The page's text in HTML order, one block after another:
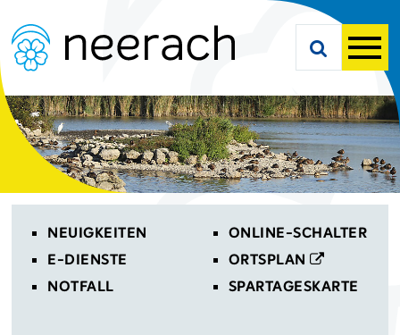
Suche
Toplinks
NEUIGKEITEN
E-DIENSTE
NOTFALL
ONLINE-SCHALTER
ORTSPLAN
SPARTAGESKARTE